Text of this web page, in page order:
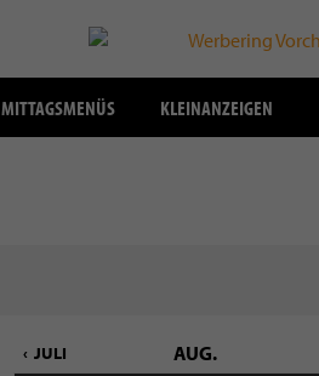
MITTAGSMENÜS KLEINANZEIGEN
JULI AUG.